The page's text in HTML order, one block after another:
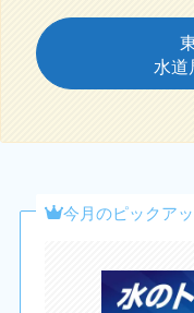
水道
今月のピックア